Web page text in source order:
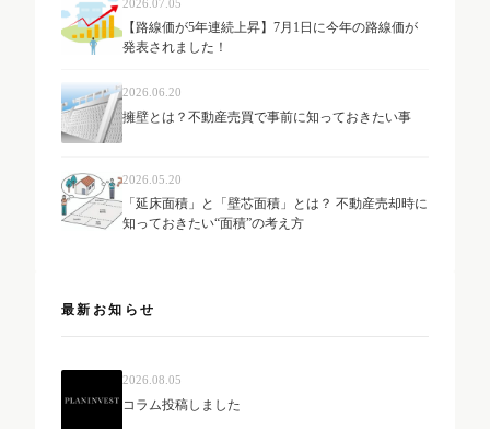
2026.07.05
【路線価が5年連続上昇】7月1日に今年の路線価が
発表されました！
2026.06.20
擁壁とは？不動産売買で事前に知っておきたい事
2026.05.20
「延床面積」と「壁芯面積」とは？ 不動産売却時に
知っておきたい“面積”の考え方
最新お知らせ
2026.08.05
コラム投稿しました